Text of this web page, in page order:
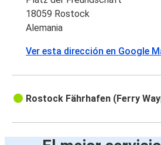
18059 Rostock
Alemania
Ver esta dirección en Google
Rostock Fährhafen (Ferry